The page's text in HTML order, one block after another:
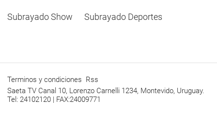
Subrayado Show Subrayado Deportes
Terminos y condiciones Rss
Saeta TV Canal 10, Lorenzo Carnelli 1234, Montevido, Uruguay.
Tel: 24102120 | FAX:24009771